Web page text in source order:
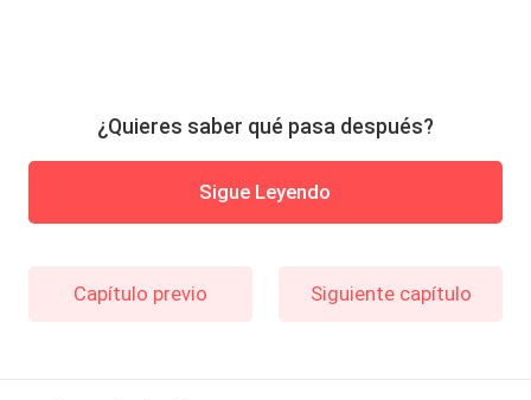
¿Quieres saber qué pasa después?
Sigue Leyendo
Capítulo previo Siguiente capítulo